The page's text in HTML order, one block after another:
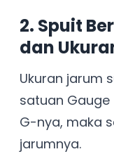
2. Spuit
dan
Ukuran jarum
satuan Gauge
G-nya, maka
jarumnya.